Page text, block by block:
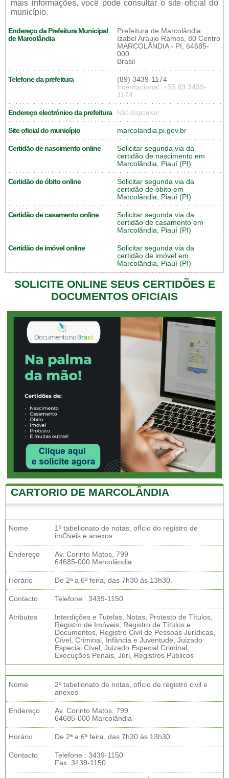
mais informações, você pode consultar o site oficial do
município.
Endereço da Prefeitura Municipal
de Marcolândia
Prefeitura de Marcolândia
Izabel Araujo Ramos, 80 Centro
MARCOLÂNDIA - PI, 64685-
000
Brasil
Telefone da prefeitura
(89) 3439-1174
Internacional: +55 89 3439-
1174
Endereço electrónico da prefeitura Não disponível
Site oficial do município marcolandia.pi.gov.br
Certidão de nascimento online
Solicitar segunda via da
certidão de nascimento em
Marcolândia, Piauí (PI)
Certidão de óbito online
Solicitar segunda via da
certidão de óbito em
Marcolândia, Piauí (PI)
Certidão de casamento online
Solicitar segunda via da
certidão de casamento em
Marcolândia, Piauí (PI)
Certidão de imóvel online
Solicitar segunda via da
certidão de imóvel em
Marcolândia, Piauí (PI)
SOLICITE ONLINE SEUS CERTIDÕES E
DOCUMENTOS OFICIAIS
CARTORIO DE MARCOLÂNDIA
Nome
1º tabelionato de notas, ofÍcio do registro de
imÓveis e anexos
Endereço
Av. Corinto Matos, 799
64685-000 Marcolândia
Horário De 2ª a 6ª feira, das 7h30 às 13h30.
Contacto Telefone : 3439-1150
Atributos
Interdições e Tutelas, Notas, Protesto de Títulos,
Registro de Imóveis, Registro de Títulos e
Documentos, Registro Civil de Pessoas Jurídicas,
Cível, Criminal, Infância e Juventude, Juizado
Especial Cível, Juizado Especial Criminal,
Execuções Penais, Júri, Registros Públicos
Nome
2º tabelionato de notas, ofÍcio de registro civil e
anexos
Endereço
Av. Corinto Matos, 799
64685-000 Marcolândia
Horário De 2ª a 6ª feira, das 7h30 às 13h30
Contacto
Telefone : 3439-1150
Fax :3439-1150